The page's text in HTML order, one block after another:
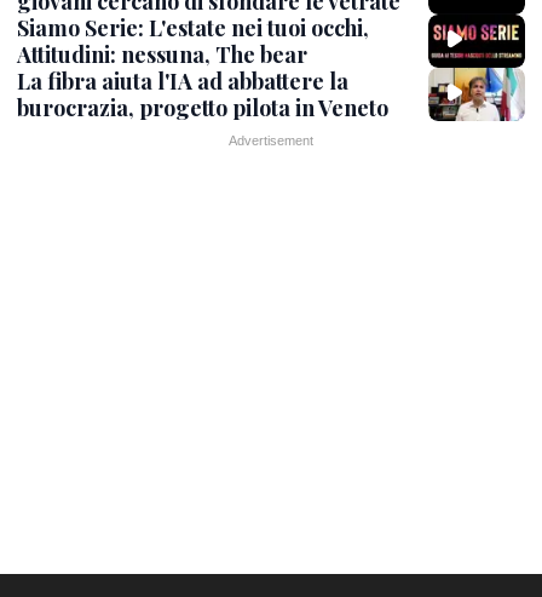
Siamo Serie: L'estate nei tuoi occhi,
Attitudini: nessuna, The bear
La fibra aiuta l'IA ad abbattere la
burocrazia, progetto pilota in Veneto